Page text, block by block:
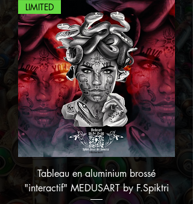
LIMITED
Tableau en aluminium brossé
"interactif" MEDUSART by F.Spiktri